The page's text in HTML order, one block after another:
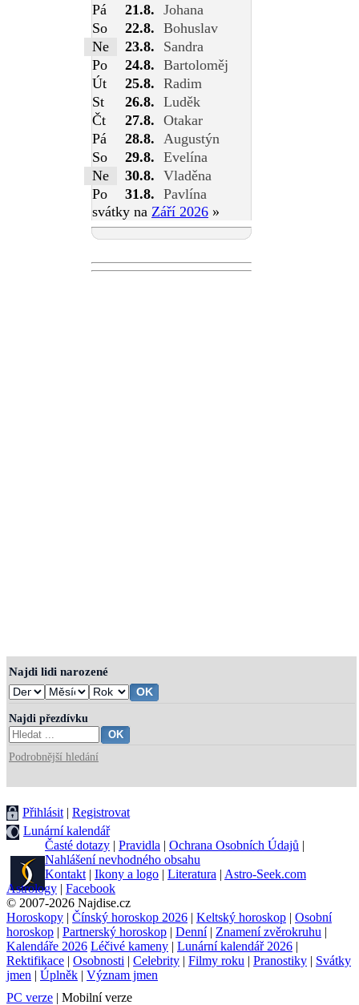
Pá
21.8. Johana
So
22.8. Bohuslav
Ne
23.8.
Sandra
Po
24.8. Bartoloměj
Út
25.8. Radim
St
26.8. Luděk
Čt
27.8. Otakar
Pá
28.8.
Augustýn
So
29.8. Evelína
Ne
30.8. Vladěna
Po
31.8. Pavlína
svátky na Září 2026 »
Najdi lidi narozené
Najdi přezdívku
Podrobnější hledání
Přihlásit | Registrovat
Lunární kalendář
Časté dotazy | Pravidla | Ochrana Osobních Údajů |
Nahlášení nevhodného obsahu
Kontakt | Ikony a logo | Literatura | Astro-Seek.com
Astrology | Facebook
© 2007-2026 Najdise.cz
Horoskopy | Čínský horoskop 2026 | Keltský horoskop | Osobní
horoskop | Partnerský horoskop | Denní| Znamení zvěrokruhu |
Kalendáře 2026 Léčivé kameny | Lunární kalendář 2026 |
Rektifikace | Osobnosti | Celebrity | Filmy roku | Pranostiky | Svátky
jmen | Úplněk | Význam jmen
PC verze | Mobilní verze